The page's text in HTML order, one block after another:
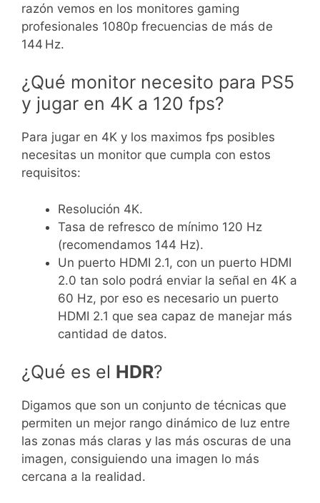
razón vemos en los monitores gaming
profesionales 1080p frecuencias de más de
144 Hz.
¿Qué monitor necesito para PS5
y jugar en 4K a 120 fps?
Para jugar en 4K y los maximos fps posibles
necesitas un monitor que cumpla con estos
requisitos:
Resolución 4K.
Tasa de refresco de mínimo 120 Hz
(recomendamos 144 Hz).
Un puerto HDMI 2.1, con un puerto HDMI
2.0 tan solo podrá enviar la señal en 4K a
60 Hz, por eso es necesario un puerto
HDMI 2.1 que sea capaz de manejar más
cantidad de datos.
¿Qué es el HDR?
Digamos que son un conjunto de técnicas que
permiten un mejor rango dinámico de luz entre
las zonas más claras y las más oscuras de una
imagen, consiguiendo una imagen lo más
cercana a la realidad.